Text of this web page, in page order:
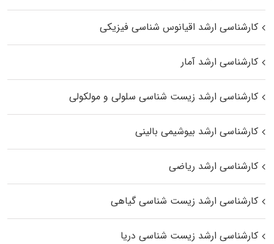
کارشناسی ارشد اقیانوس‌ شناسی فیزیکی
کارشناسی ارشد آمار
کارشناسی ارشد زیست شناسی سلولی و مولکولی
کارشناسی ارشد بیوشیمی بالینی
کارشناسی ارشد ریاضی
کارشناسی ارشد زیست‌ شناسی گیاهی
کارشناسی ارشد زیست‌ شناسی دریا